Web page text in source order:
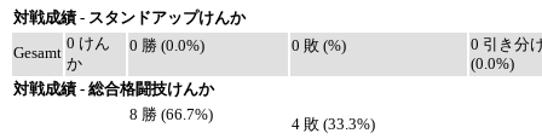
対戦成績 - スタンドアップけんか
Gesamt
0 けん
か
0 勝 (0.0%) 0 敗 (%)
0 引き分
(0.0%)
対戦成績 - 総合格闘技けんか
8 勝 (66.7%)
4 敗 (33.3%)